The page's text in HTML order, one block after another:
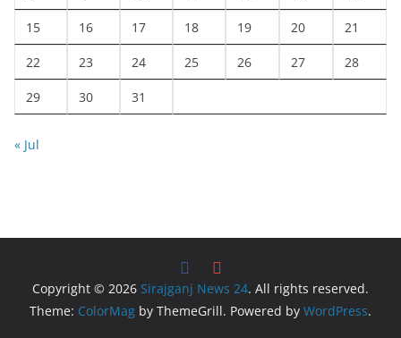
15 16 17 18 19 20 21
22 23 24 25 26 27 28
29 30 31
« Jul
Copyright © 2026 Sirajganj News 24. All rights reserved.
Theme: ColorMag by ThemeGrill. Powered by WordPress.